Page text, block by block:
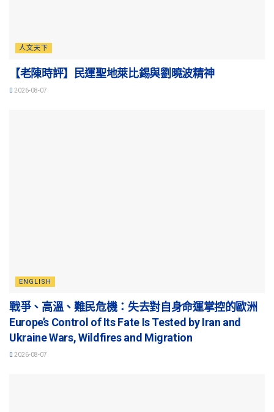
人文天下
【老陳時評】民運聖地萊比錫與劉曉波精神
2026-08-07
ENGLISH
戰爭、高溫、難民危機：失去對自身命運掌控的歐洲
Europe’s Control of Its Fate Is Tested by Iran and
Ukraine Wars, Wildfires and Migration
2026-08-07